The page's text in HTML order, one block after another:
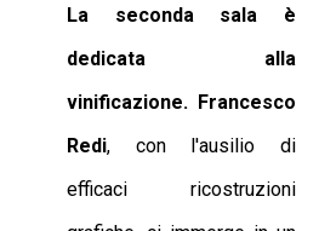
La seconda sala è
dedicata alla
vinificazione. Francesco
Redi, con l'ausilio di
efficaci ricostruzioni